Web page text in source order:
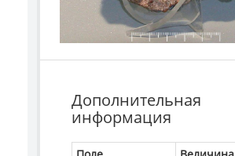
Дополнительная
информация